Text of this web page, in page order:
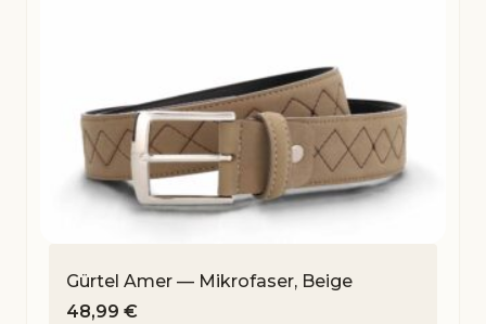
Gürtel Amer — Mikrofaser, Beige
48,99 €